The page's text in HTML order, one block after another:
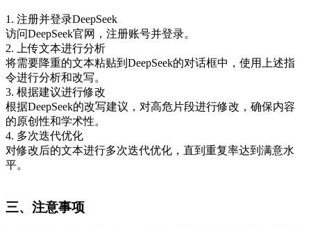
1. 注册并登录DeepSeek
访问DeepSeek官网，注册账号并登录。
2. 上传文本进行分析
将需要降重的文本粘贴到DeepSeek的对话框中，使用上述指
令进行分析和改写。
3. 根据建议进行修改
根据DeepSeek的改写建议，对高危片段进行修改，确保内容
的原创性和学术性。
4. 多次迭代优化
对修改后的文本进行多次迭代优化，直到重复率达到满意水
平。
三、注意事项